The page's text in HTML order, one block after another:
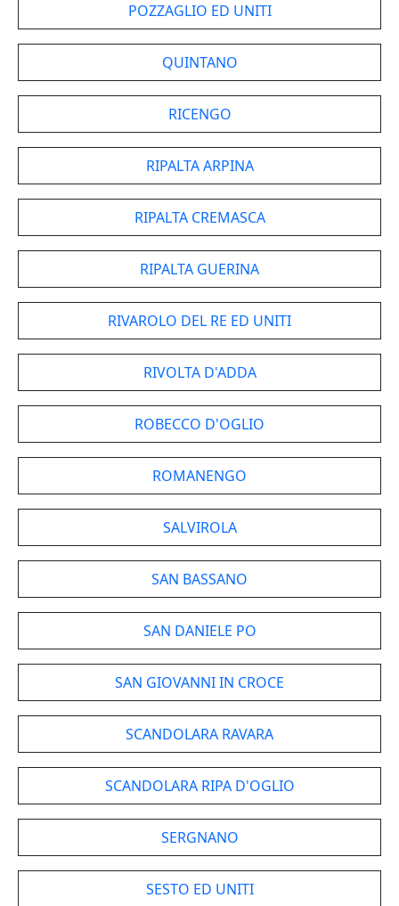
POZZAGLIO ED UNITI
QUINTANO
RICENGO
RIPALTA ARPINA
RIPALTA CREMASCA
RIPALTA GUERINA
RIVAROLO DEL RE ED UNITI
RIVOLTA D'ADDA
ROBECCO D'OGLIO
ROMANENGO
SALVIROLA
SAN BASSANO
SAN DANIELE PO
SAN GIOVANNI IN CROCE
SCANDOLARA RAVARA
SCANDOLARA RIPA D'OGLIO
SERGNANO
SESTO ED UNITI